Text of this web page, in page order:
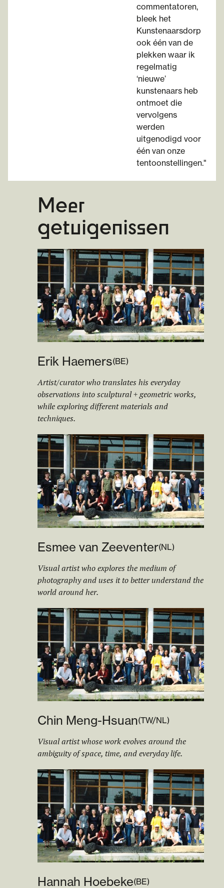
commentatoren,
bleek het
Kunstenaarsdorp
ook één van de
plekken waar ik
regelmatig
‘nieuwe’
kunstenaars heb
ontmoet die
vervolgens
werden
uitgenodigd voor
één van onze
tentoonstellingen."
Meer
getuigenissen
Erik Haemers(BE)
Artist/curator who translates his everyday
observations into sculptural + geometric works,
while exploring different materials and
techniques.
Esmee van Zeeventer(NL)
Visual artist who explores the medium of
photography and uses it to better understand the
world around her.
Chin Meng-Hsuan(TW/NL)
Visual artist whose work evolves around the
ambiguity of space, time, and everyday life.
Hannah Hoebeke(BE)